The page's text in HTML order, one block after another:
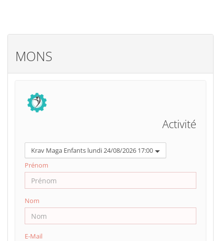
MONS
Activité
Krav Maga Enfants lundi 24/08/2026 17:00
Prénom
Nom
E-Mail